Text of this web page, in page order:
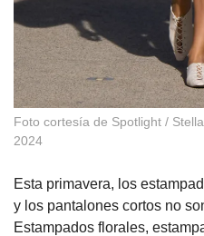
Foto cortesía de Spotlight /
2024
Esta primavera, los
y los pantalones cortos no
Estampados florales,